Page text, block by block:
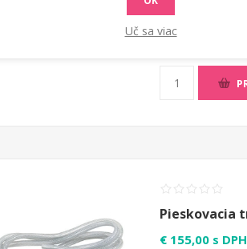
5850, 6640N,
1260S, 1290S,
Pieskovacia
€ 155,00 s DPH
Uč sa viac